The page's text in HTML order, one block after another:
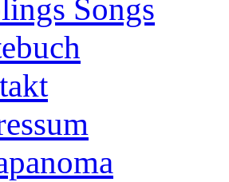
Songs